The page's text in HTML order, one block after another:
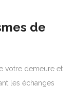
de
votre demeure et
les échanges